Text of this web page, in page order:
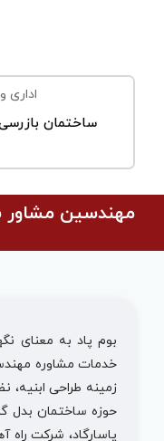
ساختمان
مهندسین مشاور
زمینه طراحی
حوزه ساختمان بدل
پاسارگاد، شرکت